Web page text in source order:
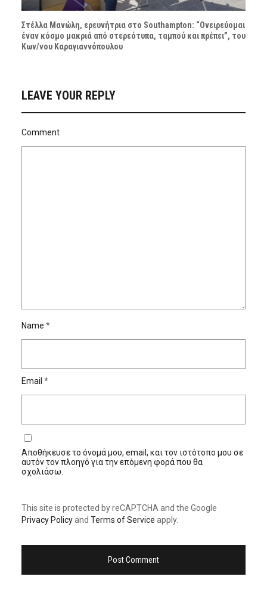
Στέλλα Μανώλη, ερευνήτρια στο Southampton: “Ονειρεύομαι
έναν κόσμο μακριά από στερεότυπα, ταμπού και πρέπει”, του
Κων/νου Καραγιαννόπουλου
LEAVE YOUR REPLY
Comment
Name *
Email *
Αποθήκευσε το όνομά μου, email, και τον ιστότοπο μου σε
αυτόν τον πλοηγό για την επόμενη φορά που θα
σχολιάσω.
This site is protected by reCAPTCHA and the Google
Privacy Policyand Terms of Service apply.